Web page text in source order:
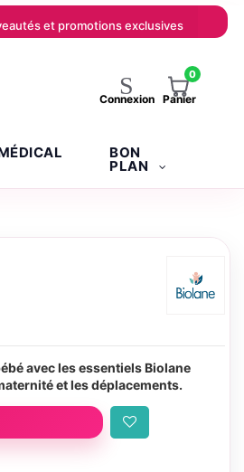
et promotions exclusives
Connexion
0
Panier
BON
PLAN
avec les essentiels Biolane
et les déplacements.